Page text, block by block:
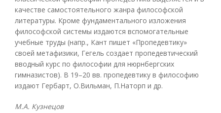
качестве самостоятельного жанра философской
литературы. Кроме фундаментального изложения
философской системы издаются вспомогательные
учебные труды (напр., Кант пишет «Пропедевтику»
своей метафизики, Гегель создает пропедевтический
вводный курс по философии для нюрнбергских
гимназистов). В 19–20 вв. пропедевтику в философию
издают Гербарт, О.Вильман, П.Наторп и др.
М.А. Кузнецов